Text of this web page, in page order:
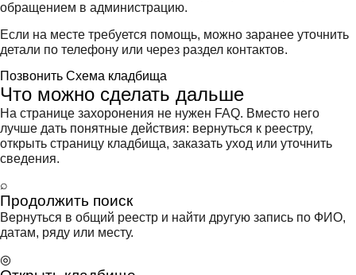
обращением в администрацию.
Если на месте требуется помощь, можно заранее уточнить
детали по телефону или через раздел контактов.
Позвонить Схема кладбища
Что можно сделать дальше
На странице захоронения не нужен FAQ. Вместо него
лучше дать понятные действия: вернуться к реестру,
открыть страницу кладбища, заказать уход или уточнить
сведения.
⌕
Продолжить поиск
Вернуться в общий реестр и найти другую запись по ФИО,
датам, ряду или месту.
◎